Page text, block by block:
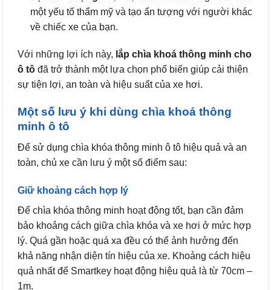
một yếu tố thẩm mỹ và tạo ấn tượng với người khác
về chiếc xe của bạn.
Với những lợi ích này, lắp chìa khoá thông minh cho
ô tô đã trở thành một lựa chọn phổ biến giúp cải thiện
sự tiện lợi, an toàn và hiệu suất của xe hơi.
Một số lưu ý khi dùng chìa khoá thông
minh ô tô
Để sử dụng chìa khóa thông minh ô tô hiệu quả và an
toàn, chủ xe cần lưu ý một số điểm sau:
Giữ khoảng cách hợp lý
Để chìa khóa thông minh hoạt động tốt, bạn cần đảm
bảo khoảng cách giữa chìa khóa và xe hơi ở mức hợp
lý. Quá gần hoặc quá xa đều có thể ảnh hưởng đến
khả năng nhận diện tín hiệu của xe. Khoảng cách hiệu
quả nhất để Smartkey hoạt động hiệu quả là từ 70cm –
1m.